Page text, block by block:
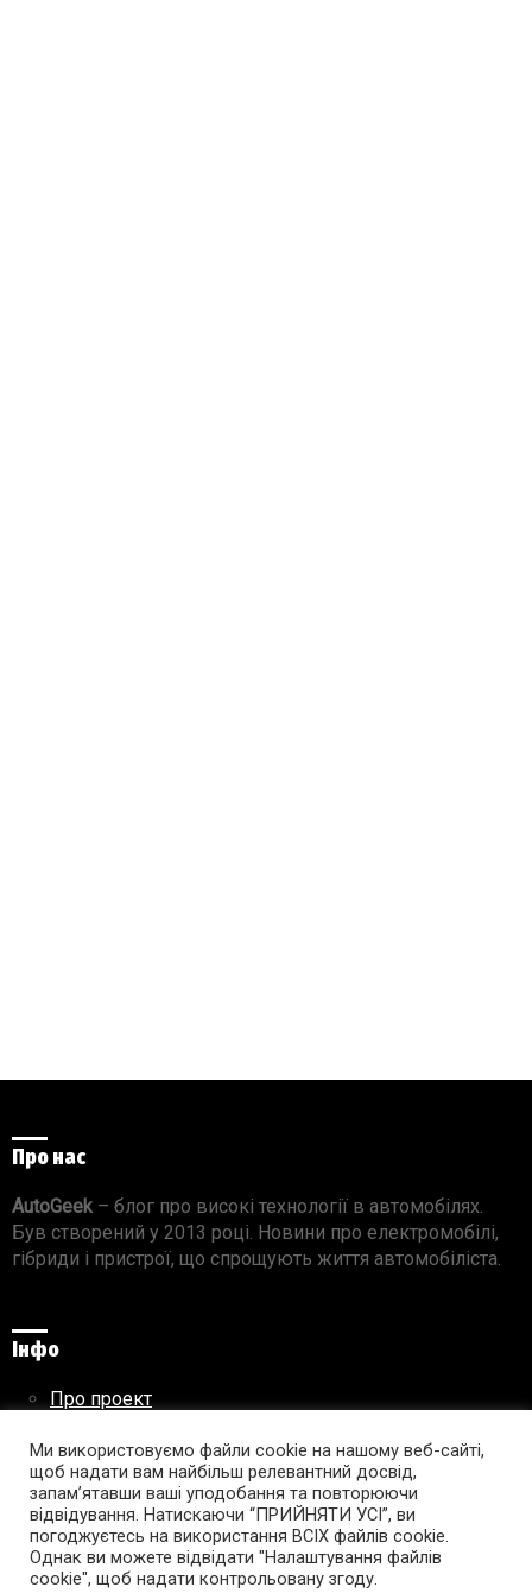
Про нас
AutoGeek– блог про високі технології в автомобілях.
Був створений у 2013 році. Новини про електромобілі,
гібриди і пристрої, що спрощують життя автомобіліста.
Інфо
Про проект
Правила використання матеріалів
Підпишись на AutoGeek!
facebooktwitter instagramyoutube tumblr linkedin
Ми використовуємо файли cookie на нашому веб-сайті,
щоб надати вам найбільш релевантний досвід,
запам’ятавши ваші уподобання та повторюючи
відвідування. Натискаючи “ПРИЙНЯТИ УСІ”, ви
погоджуєтесь на використання ВСІХ файлів cookie.
Однак ви можете відвідати "Налаштування файлів
cookie", щоб надати контрольовану згоду.